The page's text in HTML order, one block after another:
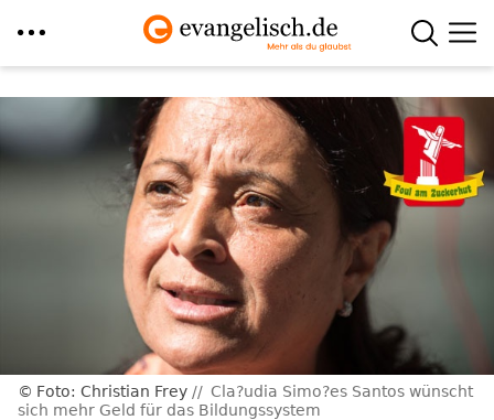
Inhalt
Foto: Christian Frey
Cla?udia Simo?es Santos wünscht
sich mehr Geld für das Bildungssystem